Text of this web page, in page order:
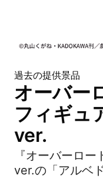
過去の提供景品
オーバー
フィギュ
ver.
『オーバーロ
ver.の「アルベ